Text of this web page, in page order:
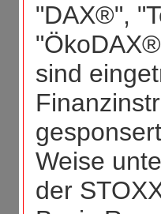
"DAX®",
sind
Weise
der